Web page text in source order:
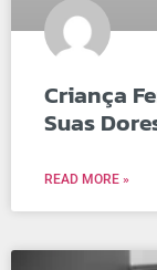
Criança
Suas
READ MORE »